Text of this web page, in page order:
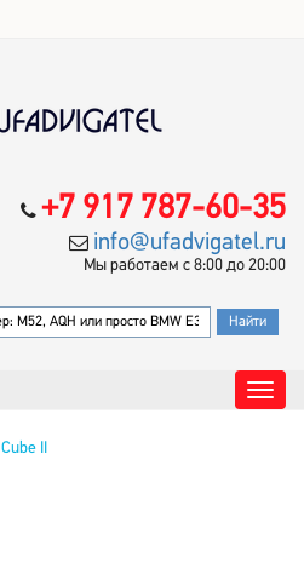
+7 917 787-60-35
info@ufadvigatel.ru
Мы работаем с 8:00 до 20:00
Cube II